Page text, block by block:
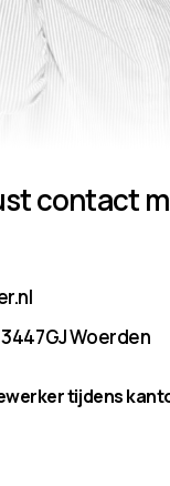
contact
Woerden
tijdens